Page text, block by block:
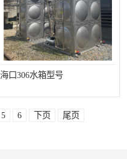
海口306水箱型号
5 6 下页 尾页